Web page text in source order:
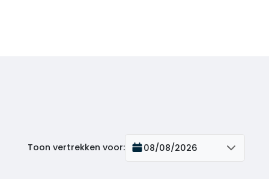
Toon vertrekken voor: 08/08/2026